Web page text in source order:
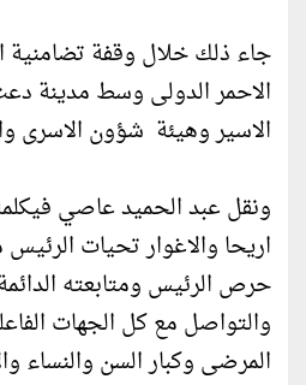
جاء ذلك خلال وقفة تضامنية
الاحمر الدولى وسط مدينة
الاسير وهيئة شؤون الاسرى
ونقل عبد الحميد عاصي
اريحا والاغوار تحيات
حرص الرئيس ومتابعته
والتواصل مع كل الجهات
المرضى وكبار السن والنساء